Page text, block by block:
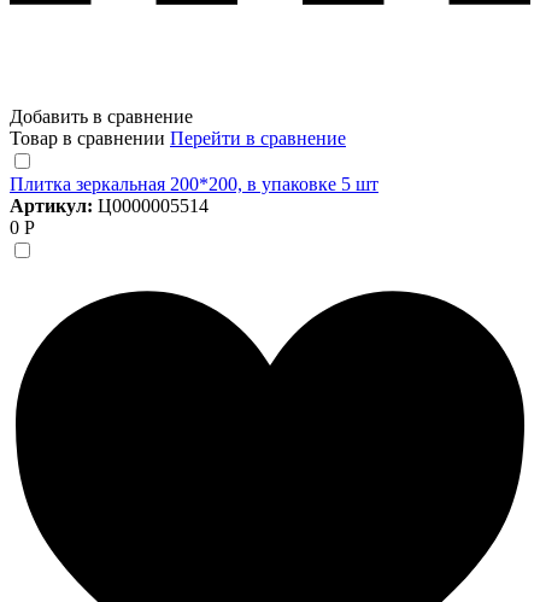
Добавить в сравнение
Товар в сравнении Перейти в сравнение
Плитка зеркальная 200*200, в упаковке 5 шт
Артикул: Ц0000005514
0 Р